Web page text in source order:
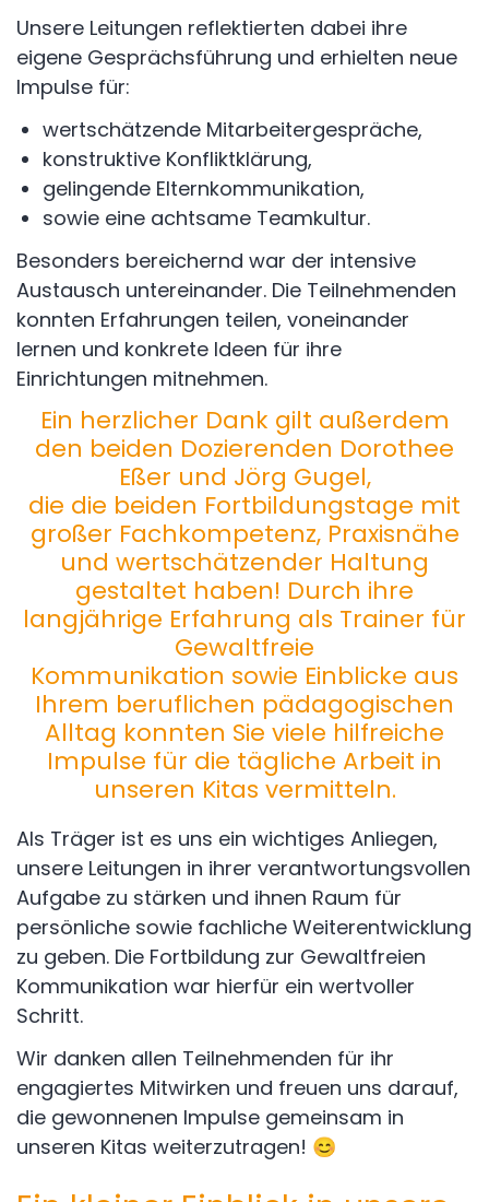
Unsere Leitungen reflektierten dabei ihre
eigene Gesprächsführung und erhielten neue
Impulse für:
wertschätzende Mitarbeitergespräche,
konstruktive Konfliktklärung,
gelingende Elternkommunikation,
sowie eine achtsame Teamkultur.
Besonders bereichernd war der intensive
Austausch untereinander. Die Teilnehmenden
konnten Erfahrungen teilen, voneinander
lernen und konkrete Ideen für ihre
Einrichtungen mitnehmen.
Ein herzlicher Dank gilt außerdem
den beiden Dozierenden Dorothee
Eßer und Jörg Gugel,
die die beiden Fortbildungstage mit
großer Fachkompetenz, Praxisnähe
und wertschätzender Haltung
gestaltet haben! Durch ihre
langjährige Erfahrung als Trainer für
Gewaltfreie
Kommunikation sowie Einblicke aus
Ihrem beruflichen pädagogischen
Alltag konnten Sie viele hilfreiche
Impulse für die tägliche Arbeit in
unseren Kitas vermitteln.
Als Träger ist es uns ein wichtiges Anliegen,
unsere Leitungen in ihrer verantwortungsvollen
Aufgabe zu stärken und ihnen Raum für
persönliche sowie fachliche Weiterentwicklung
zu geben. Die Fortbildung zur Gewaltfreien
Kommunikation war hierfür ein wertvoller
Schritt.
Wir danken allen Teilnehmenden für ihr
engagiertes Mitwirken und freuen uns darauf,
die gewonnenen Impulse gemeinsam in
unseren Kitas weiterzutragen! 😊